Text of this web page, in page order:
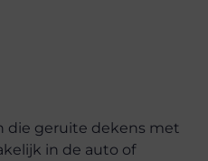
die geruite dekens met
in de auto of